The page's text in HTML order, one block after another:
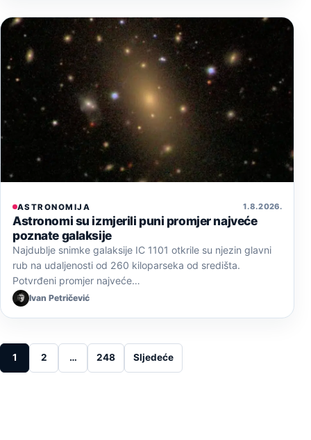
ASTRONOMIJA 1. 8. 2026.
Astronomi su izmjerili puni promjer najveće
poznate galaksije
Najdublje snimke galaksije IC 1101 otkrile su njezin glavni
rub na udaljenosti od 260 kiloparseka od središta.
Potvrđeni promjer najveće…
Ivan Petričević
Posts pagination
1 2 … 248 Sljedeće